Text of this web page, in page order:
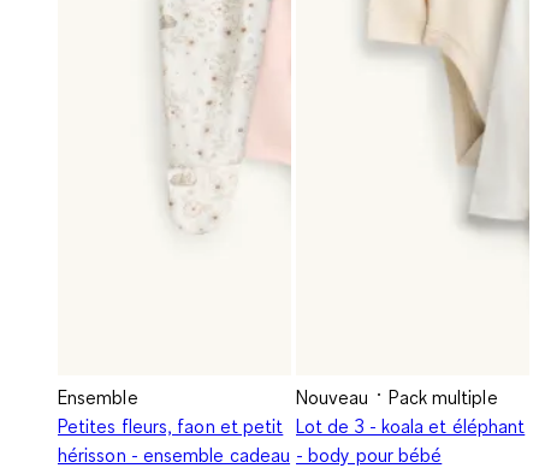
Ensemble
Petites fleurs, faon et petit
hérisson - ensemble cadeau
Nouveau
Pack multiple
Lot de 3 - koala et éléphant
- body pour bébé